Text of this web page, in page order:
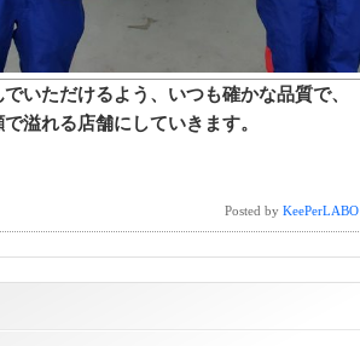
いただけるよう、いつも確かな品質で、
溢れる店舗にしていきます。
Posted by KeePerLABO